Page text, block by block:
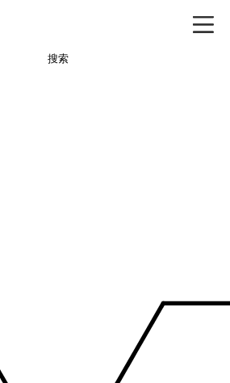
搜索